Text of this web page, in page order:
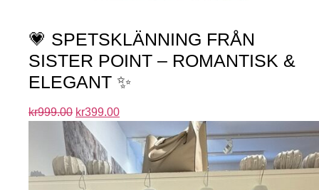
💗 SPETSKLÄNNING FRÅN
SISTER POINT – ROMANTISK &
ELEGANT ✨
kr999.00 kr399.00